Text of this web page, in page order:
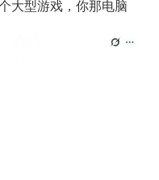
大型游戏，你那电脑